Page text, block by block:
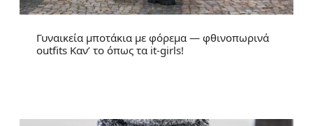
Γυναικεία μποτάκια με φόρεμα — φθινοπωρινά
outfits Καν’ το όπως τα it-girls!